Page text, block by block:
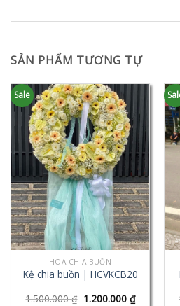
SẢN PHẨM TƯƠNG TỰ
Sale
HOA CHIA BUỒN
Kệ chia buồn | HCVKCB20
1.500.000₫ 1.200.000 ₫